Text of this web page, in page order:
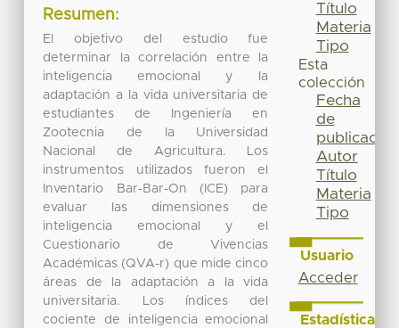
Resumen:
El objetivo del estudio fue
determinar la correlación entre la
inteligencia emocional y la
adaptación a la vida universitaria de
estudiantes de Ingeniería en
Zootecnia de la Universidad
Nacional de Agricultura. Los
instrumentos utilizados fueron el
Inventario Bar-Bar-On (ICE) para
evaluar las dimensiones de
inteligencia emocional y el
Cuestionario de Vivencias
Académicas (QVA-r) que mide cinco
áreas de la adaptación a la vida
universitaria. Los índices del
cociente de inteligencia emocional
Título
Materia
Tipo
Esta
colección
Fecha
de
publicación
Autor
Título
Materia
Tipo
Usuario
Acceder
Estadísticas